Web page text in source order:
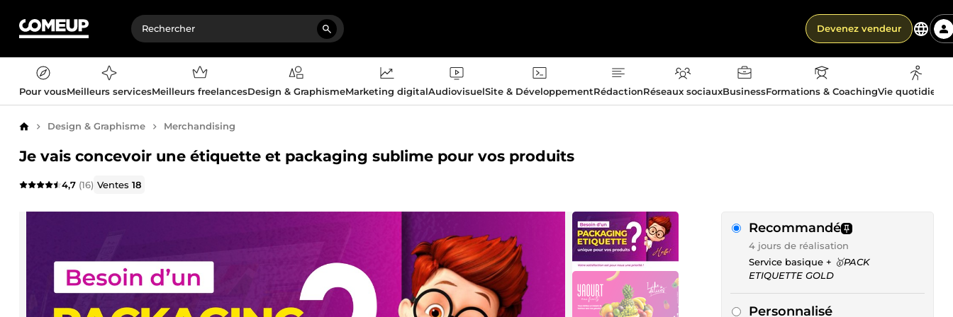
Devenez vendeur
Pour vousMeilleurs servicesMeilleurs freelancesDesign & GraphismeMarketing digitalAudiovisuelSite & DéveloppementRédactionRéseaux sociauxBusinessFormations & CoachingVie
AccueilDesign & Graphisme Merchandising
Je vais concevoir une étiquette et packaging sublime pour vos produits
4,7 (16) Ventes18
Recommandé
4 jours de réalisation
Service basique + 🥇PACK
ETIQUETTE GOLD
Personnalisé